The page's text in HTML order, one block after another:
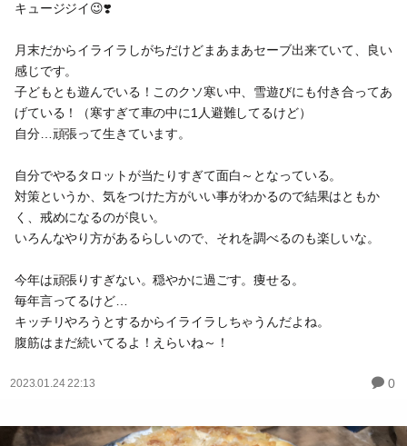
キュージジイ😉❣️
月末だからイライラしがちだけどまあまあセーブ出来ていて、良い
感じです。
子どもとも遊んでいる！このクソ寒い中、雪遊びにも付き合ってあ
げている！（寒すぎて車の中に1人避難してるけど）
自分…頑張って生きています。
自分でやるタロットが当たりすぎて面白～となっている。
対策というか、気をつけた方がいい事がわかるので結果はともか
く、戒めになるのが良い。
いろんなやり方があるらしいので、それを調べるのも楽しいな。
今年は頑張りすぎない。穏やかに過ごす。痩せる。
毎年言ってるけど…
キッチリやろうとするからイライラしちゃうんだよね。
腹筋はまだ続いてるよ！えらいね～！
2023.01.24 22:13 0